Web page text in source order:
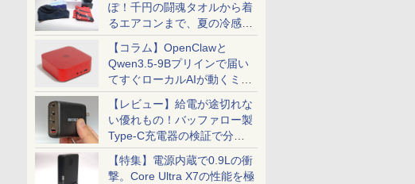
ぽ！千円の闘魂タオルから着
るエアコンまで、夏の冷感グ
ッズ一挙紹介
【コラム】OpenClawと
Qwen3.5-9Bプリインで届い
てすぐローカルAIが動くミニ
PC「SER9 Pro」
【レビュー】給電が途切れな
い優れもの！バッファロー製
Type-C充電器の検証で分か
ったこと
【特集】電源内蔵で0.9Lの衝
撃。Core Ultra X7の性能を極